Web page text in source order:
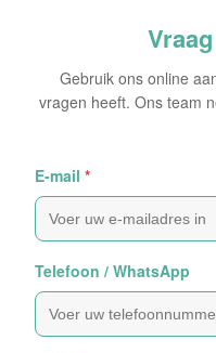
Gebruik ons online
vragen heeft. Ons team
E-mail *
Telefoon / WhatsApp